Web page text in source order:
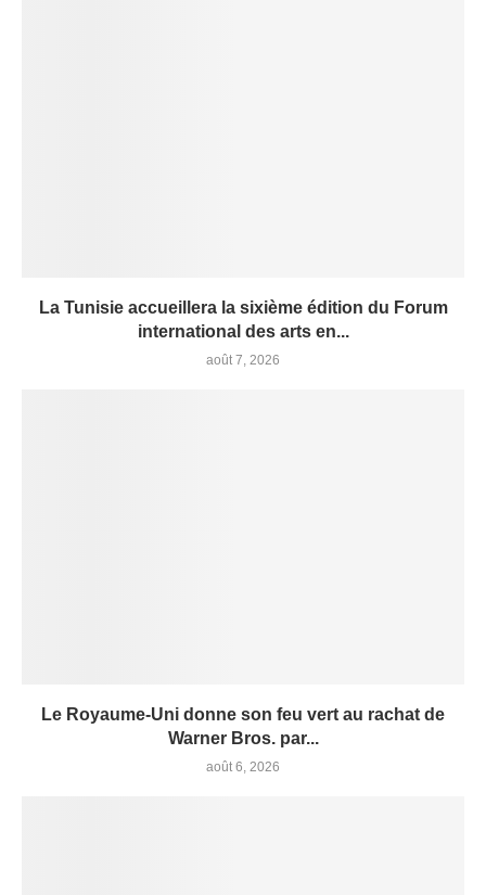
La Tunisie accueillera la sixième édition du Forum
international des arts en...
août 7, 2026
Le Royaume-Uni donne son feu vert au rachat de
Warner Bros. par...
août 6, 2026